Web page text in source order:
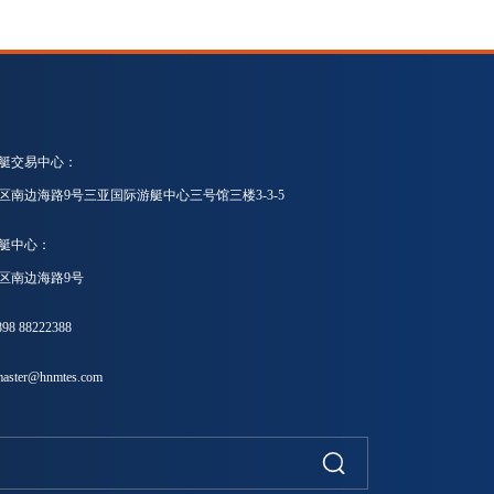
交易中心：
南边海路9号三亚国际游艇中心三号馆三楼3-3-5
中心：
南边海路9号
88222388